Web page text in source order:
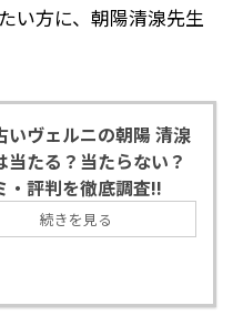
い方に、朝陽清湶先生
いヴェルニの朝陽 清湶
当たる？当たらない？
・評判を徹底調査!!
続きを見る